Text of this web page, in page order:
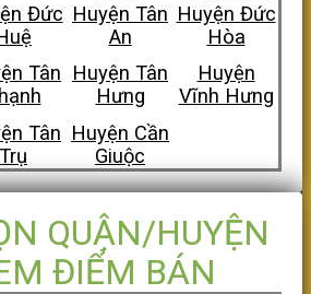
Đức Huyện Tân
An
Huyện Đức
Hòa
Tân
Huyện Tân
Hưng
Huyện
Vĩnh Hưng
Tân
Trụ
Huyện Cần
Giuộc
QUẬN/HUYỆN
ĐIỂM BÁN